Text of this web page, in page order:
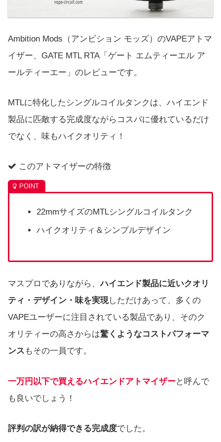
Ambition Mods（アンビション モッズ）のVAPEアトマ
イザー、GATE MTL RTA「ゲート エムティーエル ア
ールティーエー」のレビューです。
MTLに特化したシングルコイルタンクは、ハイエンド
製品に匹敵する完成度ながらコスパに優れているだけ
でなく、味もハイクオリティ！
このアトマイザーの特徴
22mmサイズのMTLシングルコイルタンク
ハイクオリティ＆シンプルデザイン
マスプロでありながら、ハイエンド製品に近いクオリ
ティ・デザイン・味を実現しただけあって、多くの
VAPEユーザーに注目されている製品であり、そのク
オリティーの高さからは驚くようなコストパフォーマ
ンス もその一員です。
一万円以下で買えるハイエンドアトマイザーと呼んで
も良いでしょう！
評判の訳が納得できる完成度でした。